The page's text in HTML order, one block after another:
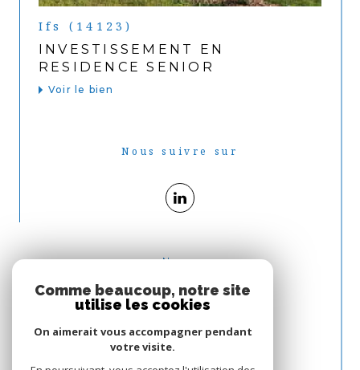
Ifs (14123)
INVESTISSEMENT EN
RESIDENCE SENIOR
Voir le bien
Nous suivre sur
Nous
Comme beaucoup, notre site
utilise les cookies
On aimerait vous accompagner pendant
votre visite.